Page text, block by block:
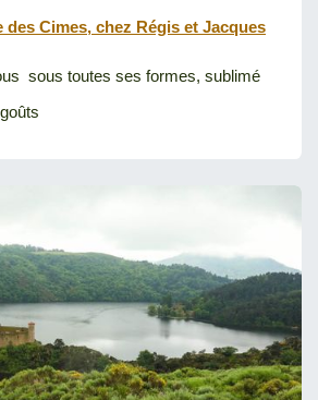
Cimes, chez Régis et Jacques
sous toutes ses formes, sublimé